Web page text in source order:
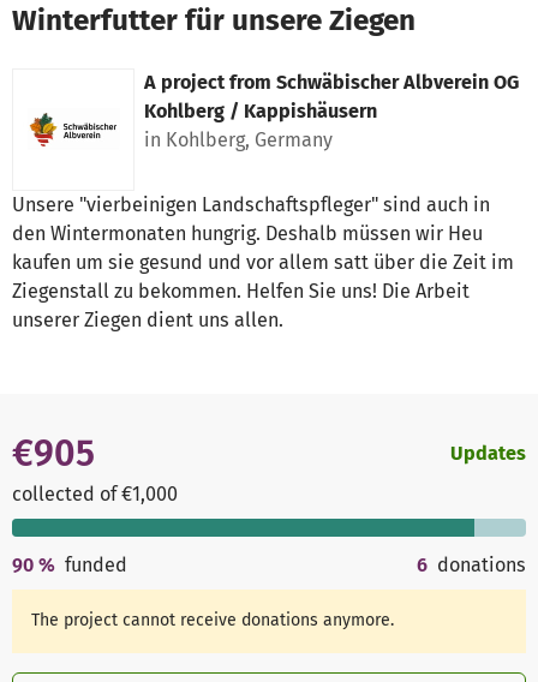
Winterfutter für unsere Ziegen
A project from Schwäbischer Albverein OG
Kohlberg / Kappishäusern
in Kohlberg, Germany
Unsere "vierbeinigen Landschaftspfleger" sind auch in
den Wintermonaten hungrig. Deshalb müssen wir Heu
kaufen um sie gesund und vor allem satt über die Zeit im
Ziegenstall zu bekommen. Helfen Sie uns! Die Arbeit
unserer Ziegen dient uns allen.
€905
collected of €1,000
Updates
90 % funded 6 donations
The project cannot receive donations anymore.